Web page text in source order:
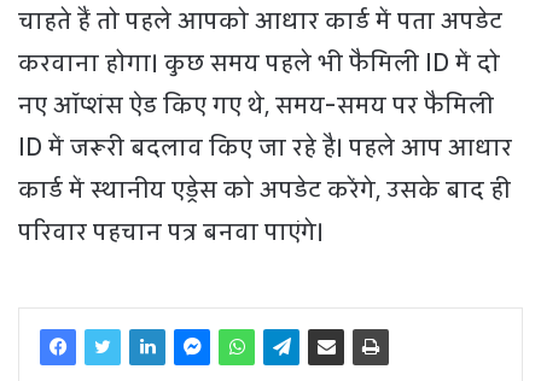
चाहते हैं तो पहले आपको आधार कार्ड में पता अपडेट
करवाना होगा। कुछ समय पहले भी फैमिली ID में दो
नए ऑप्शंस ऐड किए गए थे, समय-समय पर फैमिली
ID में जरूरी बदलाव किए जा रहे है। पहले आप आधार
कार्ड में स्थानीय एड्रेस को अपडेट करेंगे, उसके बाद ही
परिवार पहचान पत्र बनवा पाएंगे।